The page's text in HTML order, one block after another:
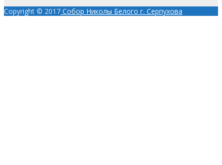
Copyright © 2017 Собор Николы Белого г. Серпухова